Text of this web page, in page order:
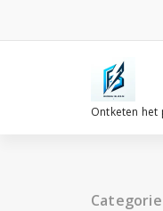
de
Ontketen het